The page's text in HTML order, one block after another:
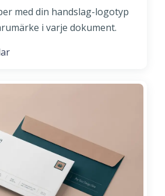
med din handslag-logotyp
i varje dokument.